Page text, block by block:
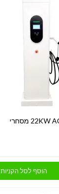
הוסף לסל הקניות